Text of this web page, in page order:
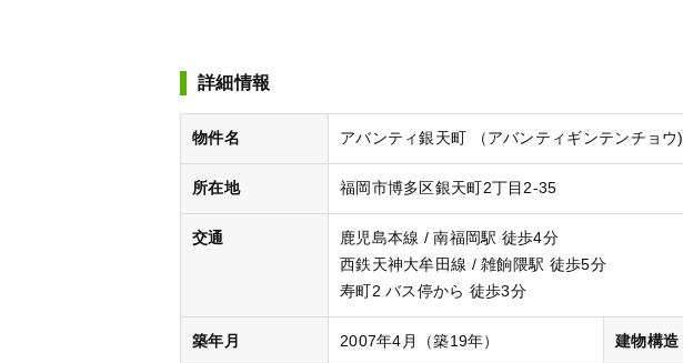
詳細情報
物件名 アバンティ銀天町 （アバンティギンテンチョウ)
所在地 福岡市博多区銀天町2丁目2-35
交通
鹿児島本線 / 南福岡駅 徒歩4分
西鉄天神大牟田線 / 雑餉隈駅 徒歩5分
寿町2 バス停から 徒歩3分
築年月 2007年4月（築19年） 建物構造